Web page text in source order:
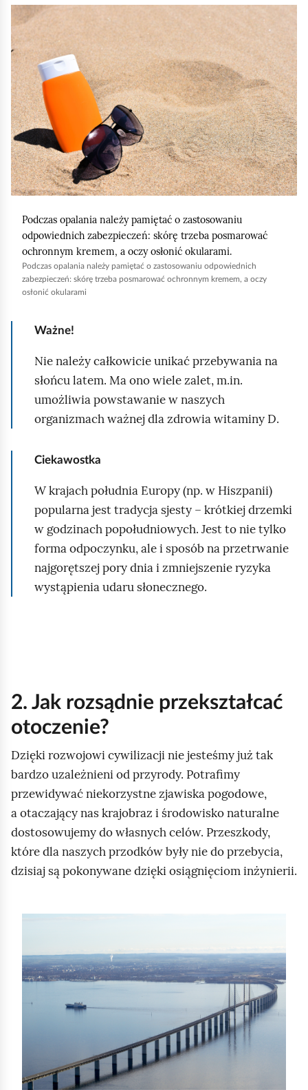
l
i
k
n
i
j
,
a
b
o
Podczas opalania należy pamiętać o zastosowaniu
odpowiednich zabezpieczeń: skórę trzeba posmarować
ochronnym kremem, a oczy osłonić okularami.
Podczas opalania należy pamiętać o zastosowaniu odpowiednich
zabezpieczeń: skórę trzeba posmarować ochronnym kremem, a oczy
osłonić okularami
Ważne!
Nie należy całkowicie unikać przebywania na
słońcu latem. Ma ono wiele zalet, m.in.
umożliwia powstawanie w naszych
organizmach ważnej dla zdrowia witaminy D.
Ciekawostka
W krajach południa Europy (np. w Hiszpanii)
popularna jest tradycja sjesty – krótkiej drzemki
w godzinach popołudniowych. Jest to nie tylko
forma odpoczynku, ale i sposób na przetrwanie
najgorętszej pory dnia i zmniejszenie ryzyka
wystąpienia udaru słonecznego.
2. Jak rozsądnie przekształcać
otoczenie?
Dzięki rozwojowi cywilizacji nie jesteśmy już tak
bardzo uzależnieni od przyrody. Potrafimy
przewidywać niekorzystne zjawiska pogodowe,
a otaczający nas krajobraz i środowisko naturalne
dostosowujemy do własnych celów. Przeszkody,
które dla naszych przodków były nie do przebycia,
dzisiaj są pokonywane dzięki osiągnięciom inżynierii.
a
j